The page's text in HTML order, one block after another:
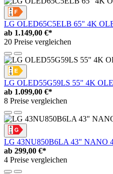
LG OLED65C5ELB 65" 4K
ab 1.149,00 €*
20 Preise vergleichen
LG OLED55G59LS 55" 4K
ab 1.099,00 €*
8 Preise vergleichen
LG 43NU850B6LA 43" NANO
ab 299,00 €*
4 Preise vergleichen